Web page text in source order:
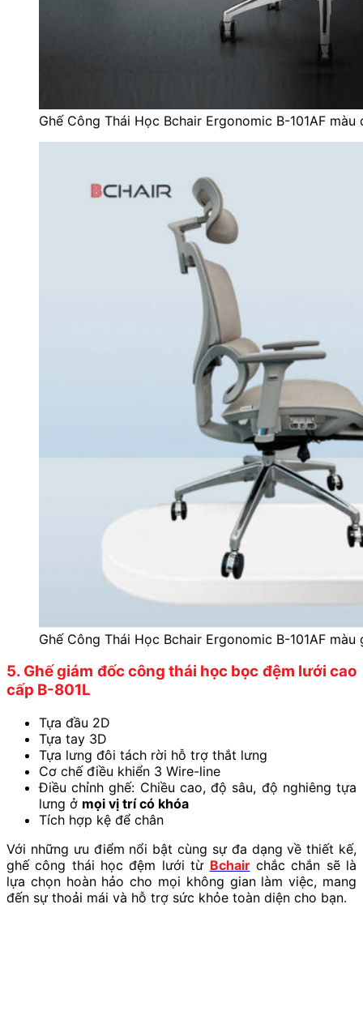
Ghế Công Thái Học Bchair Ergonomic B-101AF màu
Ghế Công Thái Học Bchair Ergonomic B-101AF màu
5. Ghế giám đốc công thái học bọc đệm lưới cao
cấp B-801L
Tựa đầu 2D
Tựa tay 3D
Tựa lưng đôi tách rời hỗ trợ thắt lưng
Cơ chế điều khiển 3 Wire-line
Điều chỉnh ghế: Chiều cao, độ sâu, độ nghiêng tựa
lưng ở mọi vị trí có khóa
Tích hợp kệ để chân
Với những ưu điểm nổi bật cùng sự đa dạng về thiết kế,
ghế công thái học đệm lưới từ Bchairchắc chắn sẽ là
lựa chọn hoàn hảo cho mọi không gian làm việc, mang
đến sự thoải mái và hỗ trợ sức khỏe toàn diện cho bạn.